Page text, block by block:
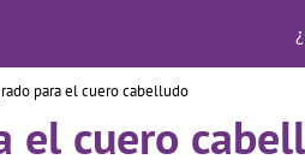
para el cuero cabelludo
el cuero